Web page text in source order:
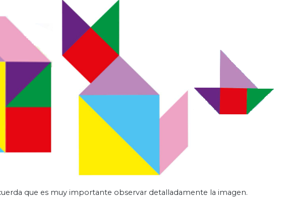
que es muy importante observar detalladamente la imagen.